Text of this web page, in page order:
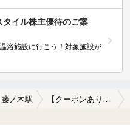
タイル株主優待のご案
浴施設に行こう！対象施設が
藤ノ木駅